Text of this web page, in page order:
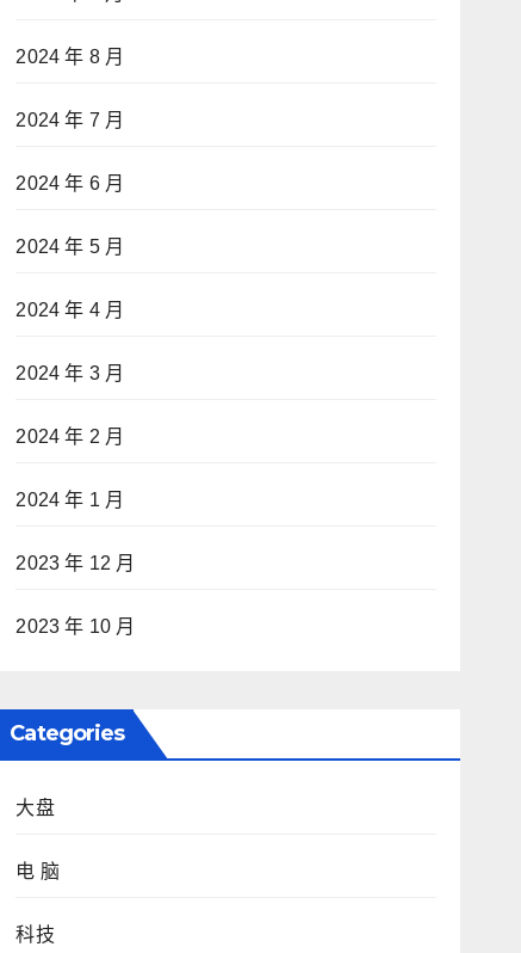
2024 年 8 月
2024 年 7 月
2024 年 6 月
2024 年 5 月
2024 年 4 月
2024 年 3 月
2024 年 2 月
2024 年 1 月
2023 年 12 月
2023 年 10 月
Categories
大盘
电 脑
科技